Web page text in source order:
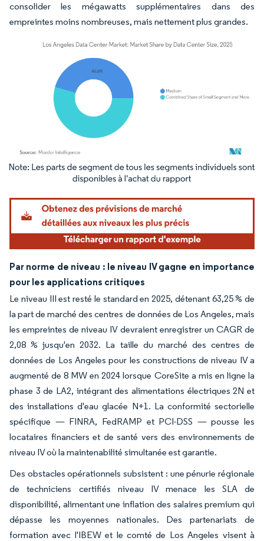
consolider les mégawatts supplémentaires dans des
empreintes moins nombreuses, mais nettement plus grandes.
Image © Mordor Intelligence. La réutilisation nécessite une attribution sous CC BY
Par norme de niveau : le niveau IV gagne en importance
pour les applications critiques
Le niveau III est resté le standard en 2025, détenant 63,25 % de
la part de marché des centres de données de Los Angeles, mais
les empreintes de niveau IV devraient enregistrer un CAGR de
2,08 % jusqu'en 2032. La taille du marché des centres de
données de Los Angeles pour les constructions de niveau IV a
augmenté de 8 MW en 2024 lorsque CoreSite a mis en ligne la
phase 3 de LA2, intégrant des alimentations électriques 2N et
des installations d'eau glacée N+1. La conformité sectorielle
spécifique — FINRA, FedRAMP et PCI-DSS — pousse les
locataires financiers et de santé vers des environnements de
niveau IV où la maintenabilité simultanée est garantie.
Des obstacles opérationnels subsistent : une pénurie régionale
de techniciens certifiés niveau IV menace les SLA de
disponibilité, alimentant une inflation des salaires premium qui
dépasse les moyennes nationales. Des partenariats de
formation avec l'IBEW et le comté de Los Angeles visent à